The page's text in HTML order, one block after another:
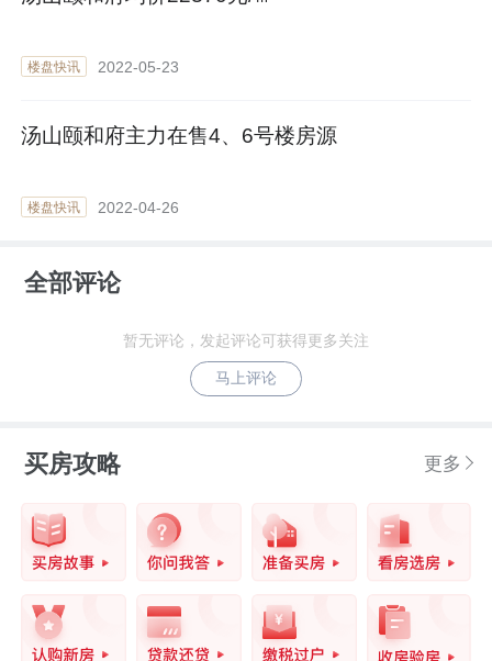
楼盘快讯 2022-05-23
汤山颐和府主力在售4、6号楼房源
楼盘快讯 2022-04-26
全部评论
暂无评论，发起评论可获得更多关注
马上评论
买房攻略 更多